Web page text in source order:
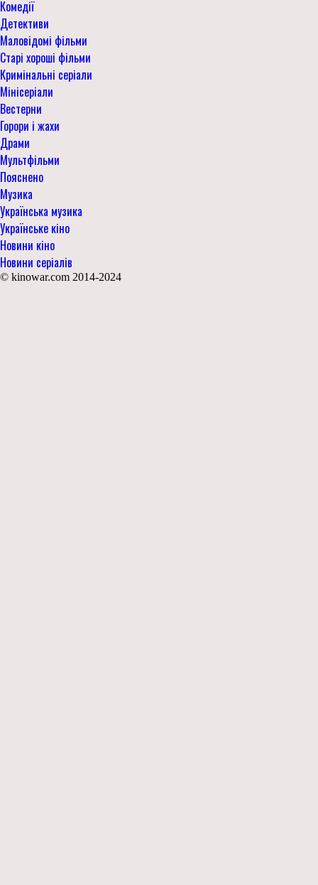
Комедії
Детективи
Маловідомі фільми
Старі хороші фільми
Кримінальні серіали
Мінісеріали
Вестерни
Горори і жахи
Драми
Мультфільми
Пояснено
Музика
Українська музика
Українське кіно
Новини кіно
Новини серіалів
© kinowar.com 2014-2024